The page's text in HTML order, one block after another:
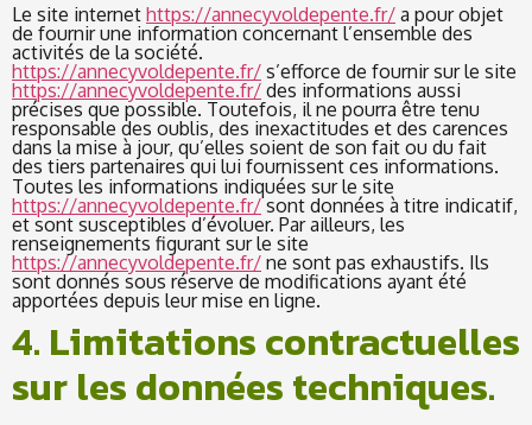
Le site internet https://annecyvoldepente.fr/ a pour objet
de fournir une information concernant l’ensemble des
activités de la société.
https://annecyvoldepente.fr/ s’efforce de fournir sur le site
https://annecyvoldepente.fr/ des informations aussi
précises que possible. Toutefois, il ne pourra être tenu
responsable des oublis, des inexactitudes et des carences
dans la mise à jour, qu’elles soient de son fait ou du fait
des tiers partenaires qui lui fournissent ces informations.
Toutes les informations indiquées sur le site
https://annecyvoldepente.fr/sont données à titre indicatif,
et sont susceptibles d’évoluer. Par ailleurs, les
renseignements figurant sur le site
https://annecyvoldepente.fr/ ne sont pas exhaustifs. Ils
sont donnés sous réserve de modifications ayant été
apportées depuis leur mise en ligne.
4. Limitations contractuelles
sur les données techniques.